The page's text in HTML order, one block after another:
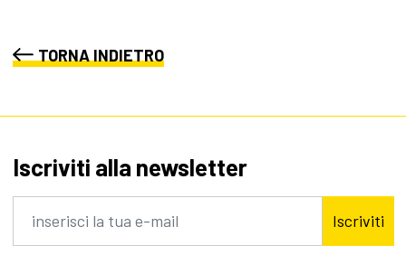
TORNA INDIETRO
Iscriviti alla newsletter
Iscriviti